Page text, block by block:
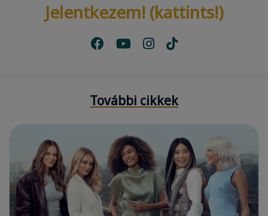
Jelentkezem! (kattints!)
További cikkek